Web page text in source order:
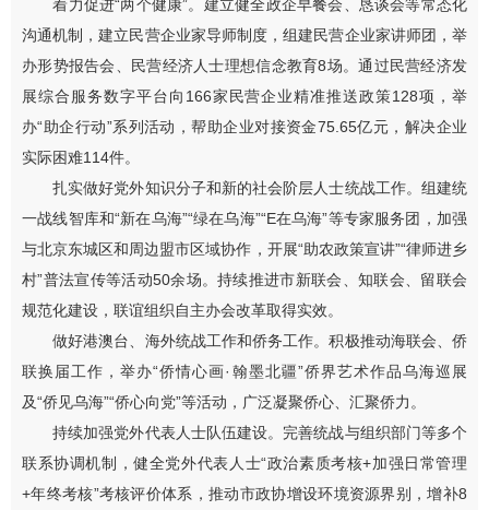
着力促进“两个健康”。建立健全政企早餐会、恳谈会等常态化
沟通机制，建立民营企业家导师制度，组建民营企业家讲师团，举
办形势报告会、民营经济人士理想信念教育8场。通过民营经济发
展综合服务数字平台向166家民营企业精准推送政策128项，举
办“助企行动”系列活动，帮助企业对接资金75.65亿元，解决企业
实际困难114件。
扎实做好党外知识分子和新的社会阶层人士统战工作。组建统
一战线智库和“新在乌海”“绿在乌海”“E在乌海”等专家服务团，加强
与北京东城区和周边盟市区域协作，开展“助农政策宣讲”“律师进乡
村”普法宣传等活动50余场。持续推进市新联会、知联会、留联会
规范化建设，联谊组织自主办会改革取得实效。
做好港澳台、海外统战工作和侨务工作。积极推动海联会、侨
联换届工作，举办“侨情心画·翰墨北疆”侨界艺术作品乌海巡展
及“侨见乌海”“侨心向党”等活动，广泛凝聚侨心、汇聚侨力。
持续加强党外代表人士队伍建设。完善统战与组织部门等多个
联系协调机制，健全党外代表人士“政治素质考核+加强日常管理
+年终考核”考核评价体系，推动市政协增设环境资源界别，增补8